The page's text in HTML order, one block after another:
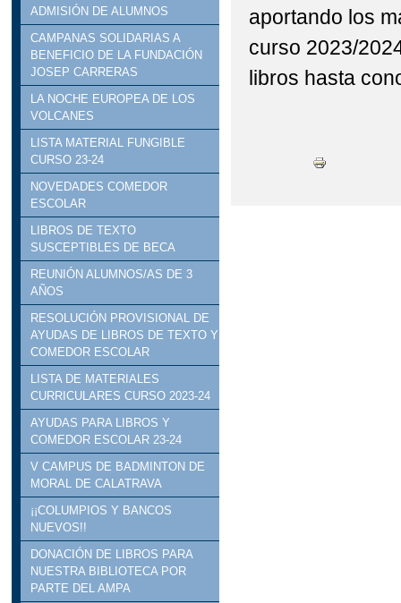
ADMISIÓN DE ALUMNOS
CAMPANAS SOLIDARIAS A
BENEFICIO DE LA FUNDACIÓN
JOSEP CARRERAS
LA NOCHE EUROPEA DE LOS
VOLCANES
LISTA MATERIAL FUNGIBLE
CURSO 23-24
NOVEDADES COMEDOR
ESCOLAR
LIBROS DE TEXTO
SUSCEPTIBLES DE BECA
REUNIÓN ALUMNOS/AS DE 3
AÑOS
RESOLUCIÓN PROVISIONAL DE
AYUDAS DE LIBROS DE TEXTO Y
COMEDOR ESCOLAR
LISTA DE MATERIALES
CURRICULARES CURSO 2023-24
AYUDAS PARA LIBROS Y
COMEDOR ESCOLAR 23-24
V CAMPUS DE BADMINTON DE
MORAL DE CALATRAVA
¡¡COLUMPIOS Y BANCOS
NUEVOS!!
DONACIÓN DE LIBROS PARA
NUESTRA BIBLIOTECA POR
PARTE DEL AMPA
aportando los
curso 2023/
libros hasta